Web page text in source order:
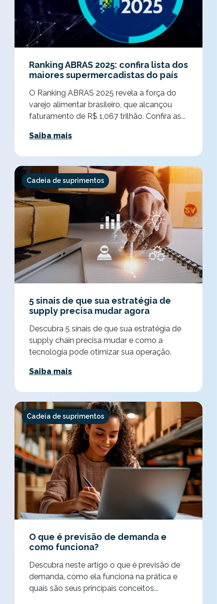
Ranking ABRAS 2025: confira lista dos
maiores supermercadistas do país
O Ranking ABRAS 2025 revela a força do
varejo alimentar brasileiro, que alcançou
faturamento de R$ 1,067 trilhão. Confira as...
Saiba mais
Cadeia de suprimentos
5 sinais de que sua estratégia de
supply precisa mudar agora
Descubra 5 sinais de que sua estratégia de
supply chain precisa mudar e como a
tecnologia pode otimizar sua operação.
Saiba mais
Cadeia de suprimentos
O que é previsão de demanda e
como funciona?
Descubra neste artigo o que é previsão de
demanda, como ela funciona na prática e
quais são seus principais conceitos...